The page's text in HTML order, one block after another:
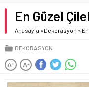
En Güzel
Anasayfa » Dekorasyon »
DEKORASYON
A+ A-